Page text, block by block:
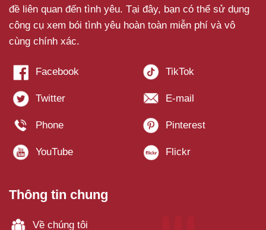
đề liên quan đến tình yêu. Tại đây, bạn có thể sử dụng
công cụ xem bói tình yêu hoàn toàn miễn phí và vô
cùng chính xác.
Thông tin chung
Về chúng tôi